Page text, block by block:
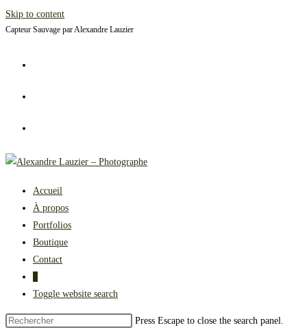
Skip to content
Capteur Sauvage par Alexandre Lauzier
Accueil
À propos
Portfolios
Boutique
Contact
Toggle website search
Press Escape to close the search panel.